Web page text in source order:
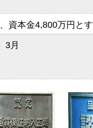
資本金4,800万円とす
3月